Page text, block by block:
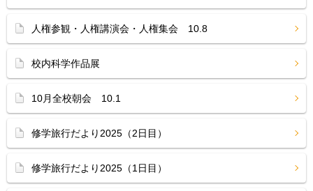
人権参観・人権講演会・人権集会 10.8
校内科学作品展
10月全校朝会 10.1
修学旅行だより2025（2日目）
修学旅行だより2025（1日目）